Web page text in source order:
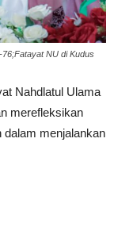
NU di Kudus
Nahdlatul Ulama
merefleksikan
dalam menjalankan